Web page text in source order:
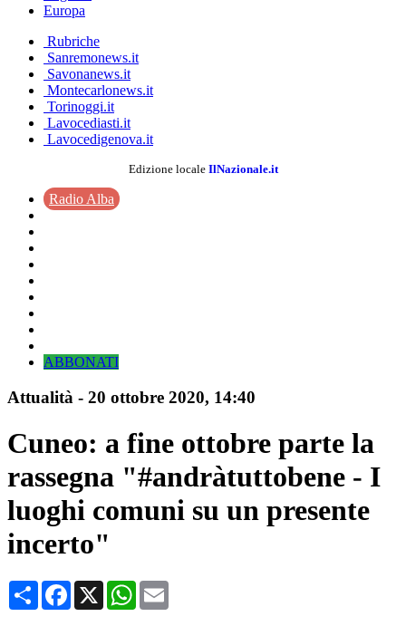
Europa
Rubriche
Sanremonews.it
Savonanews.it
Montecarlonews.it
Torinoggi.it
Lavocediasti.it
Lavocedigenova.it
Edizione locale IlNazionale.it
Radio Alba
ABBONATI
Attualità - 20 ottobre 2020, 14:40
Cuneo: a fine ottobre parte la
rassegna "#andràtuttobene - I
luoghi comuni su un presente
incerto"
CondividiFacebook
X WhatsApp